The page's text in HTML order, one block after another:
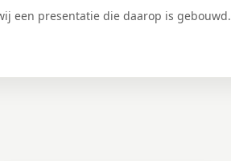
een presentatie die daarop is gebouwd.